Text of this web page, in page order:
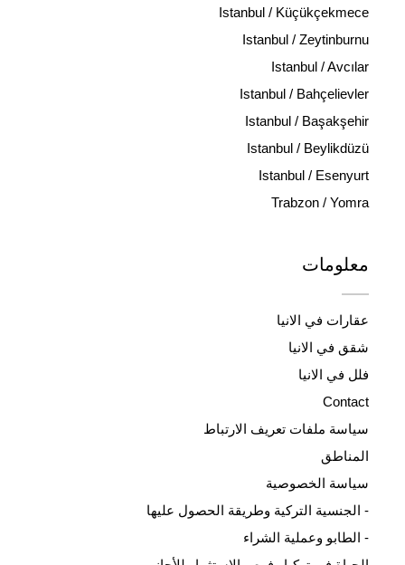
Istanbul / Küçükçekmece
Istanbul / Zeytinburnu
Istanbul / Avcılar
Istanbul / Bahçelievler
Istanbul / Başakşehir
Istanbul / Beylikdüzü
Istanbul / Esenyurt
Trabzon / Yomra
معلومات
عقارات في الانيا
شقق في الانيا
فلل في الانيا
Contact
سياسة ملفات تعريف الارتباط
المناطق
سياسة الخصوصية
- الجنسية التركية وطريقة الحصول عليها
- الطابو وعملية الشراء